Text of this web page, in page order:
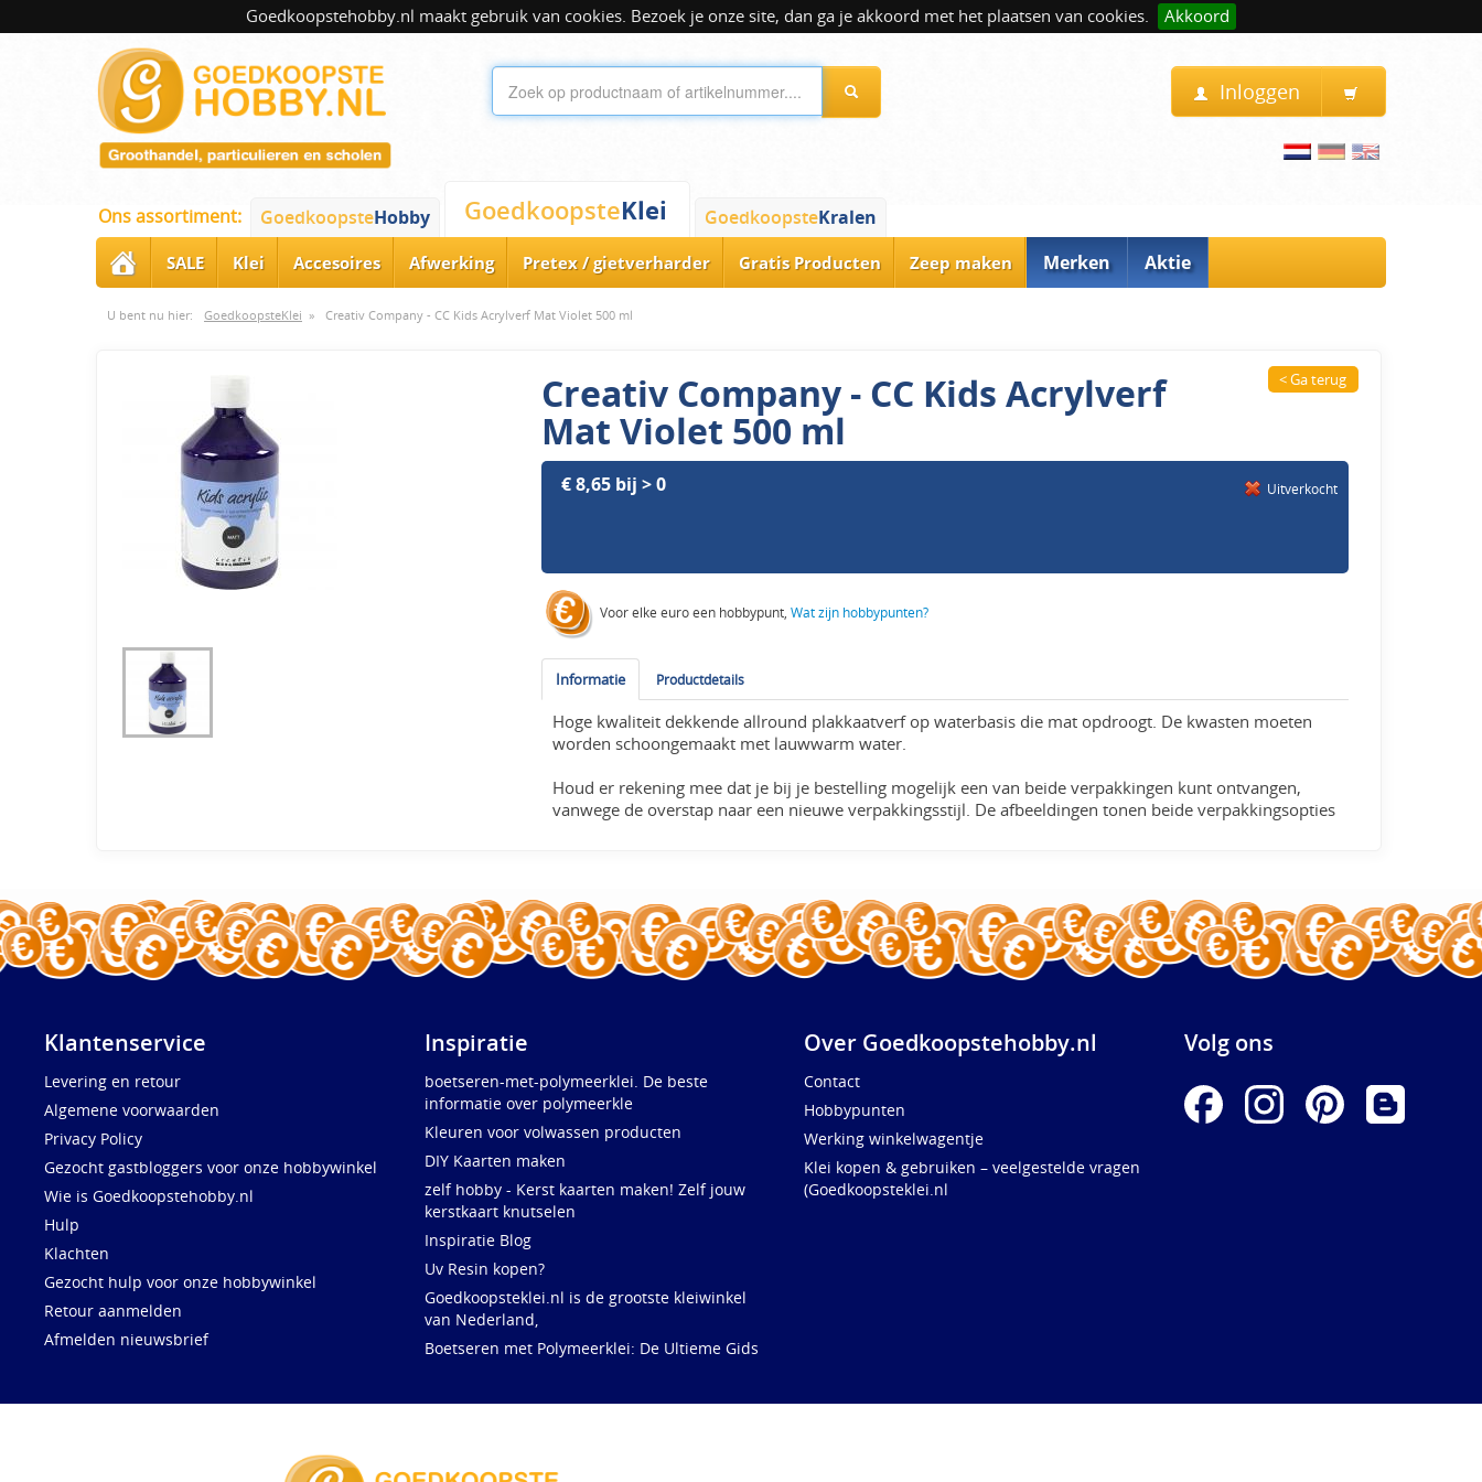
Goedkoopstehobby.nl maakt gebruik van cookies. Bezoek je onze site, dan ga je akkoord met het plaatsen van cookies. Akkoord
Inloggen
Ons assortiment: GoedkoopsteHobby GoedkoopsteKlei GoedkoopsteKralen
SALE Klei Accesoires Afwerking Pretex / gietverharder Gratis Producten Zeep maken Merken Aktie
U bent nu hier: GoedkoopsteKlei » Creativ Company - CC Kids Acrylverf Mat Violet 500 ml
Creativ Company - CC Kids Acrylverf
Mat Violet 500 ml
< Ga terug
€ 8,65 bij > 0 Uitverkocht
Voor elke euro een hobbypunt,Wat zijn hobbypunten?
Informatie Productdetails
Hoge kwaliteit dekkende allround plakkaatverf op waterbasis die mat opdroogt. De kwasten moeten
worden schoongemaakt met lauwwarm water.
Houd er rekening mee dat je bij je bestelling mogelijk een van beide verpakkingen kunt ontvangen,
vanwege de overstap naar een nieuwe verpakkingsstijl. De afbeeldingen tonen beide verpakkingsopties
Klantenservice
Levering en retour
Algemene voorwaarden
Privacy Policy
Gezocht gastbloggers voor onze hobbywinkel
Wie is Goedkoopstehobby.nl
Hulp
Klachten
Gezocht hulp voor onze hobbywinkel
Retour aanmelden
Afmelden nieuwsbrief
Inspiratie
boetseren-met-polymeerklei. De beste
informatie over polymeerkle
Kleuren voor volwassen producten
DIY Kaarten maken
zelf hobby - Kerst kaarten maken! Zelf jouw
kerstkaart knutselen
Inspiratie Blog
Uv Resin kopen?
Goedkoopsteklei.nl is de grootste kleiwinkel
van Nederland,
Boetseren met Polymeerklei: De Ultieme Gids
Over Goedkoopstehobby.nl
Contact
Hobbypunten
Werking winkelwagentje
Klei kopen & gebruiken – veelgestelde vragen
(Goedkoopsteklei.nl
Volg ons